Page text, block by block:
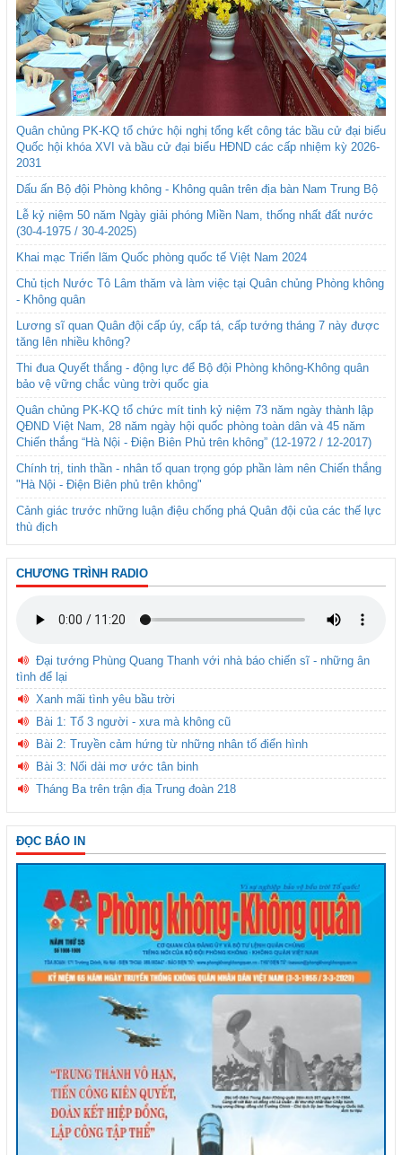
Quân chủng PK-KQ tổ chức hội nghị tổng kết công tác bầu cử đại biểu
Quốc hội khóa XVI và bầu cử đại biểu HĐND các cấp nhiệm kỳ 2026-
2031
Dấu ấn Bộ đội Phòng không - Không quân trên địa bàn Nam Trung Bộ
Lễ kỷ niệm 50 năm Ngày giải phóng Miền Nam, thống nhất đất nước
(30-4-1975 / 30-4-2025)
Khai mạc Triển lãm Quốc phòng quốc tế Việt Nam 2024
Chủ tịch Nước Tô Lâm thăm và làm việc tại Quân chủng Phòng không
- Không quân
Lương sĩ quan Quân đội cấp úy, cấp tá, cấp tướng tháng 7 này được
tăng lên nhiều không?
Thi đua Quyết thắng - động lực để Bộ đội Phòng không-Không quân
bảo vệ vững chắc vùng trời quốc gia
Quân chủng PK-KQ tổ chức mít tinh kỷ niệm 73 năm ngày thành lập
QĐND Việt Nam, 28 năm ngày hội quốc phòng toàn dân và 45 năm
Chiến thắng “Hà Nội - Điện Biên Phủ trên không” (12-1972 / 12-2017)
Chính trị, tinh thần - nhân tố quan trọng góp phần làm nên Chiến thắng
"Hà Nội - Điện Biên phủ trên không"
Cảnh giác trước những luận điệu chống phá Quân đội của các thế lực
thù địch
CHƯƠNG TRÌNH RADIO
Đại tướng Phùng Quang Thanh với nhà báo chiến sĩ - những ân
tình để lại
Xanh mãi tình yêu bầu trời
Bài 1: Tổ 3 người - xưa mà không cũ
Bài 2: Truyền cảm hứng từ những nhân tố điển hình
Bài 3: Nối dài mơ ước tân binh
Tháng Ba trên trận địa Trung đoàn 218
ĐỌC BÁO IN